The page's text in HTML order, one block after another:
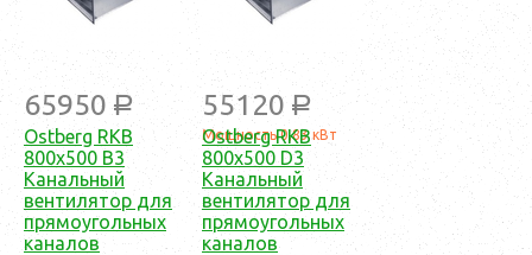
65950 a 55120 a
Мощность 0,83 кВт
Ostberg RKB
800x500 B3
Канальный
вентилятор для
прямоугольных
каналов
Ostberg RKB
800x500 D3
Канальный
вентилятор для
прямоугольных
каналов